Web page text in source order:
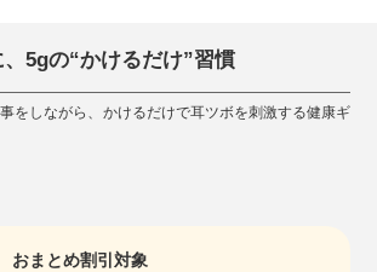
5gの“かけるだけ”習慣
事をしながら、かけるだけで耳ツボを刺激する健康ギ
おまとめ割引対象